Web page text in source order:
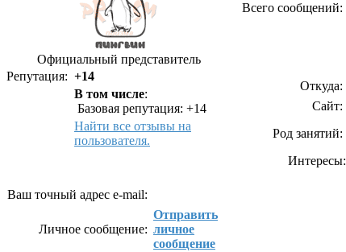
Официальный представитель
Репутация: +14
В том числе:
Базовая репутация: +14
Найти все отзывы на
пользователя.
Всего сообщений:
Откуда:
Сайт:
Род занятий:
Интересы:
Ваш точный адрес e-mail:
Личное сообщение:
Отправить
личное
сообщение